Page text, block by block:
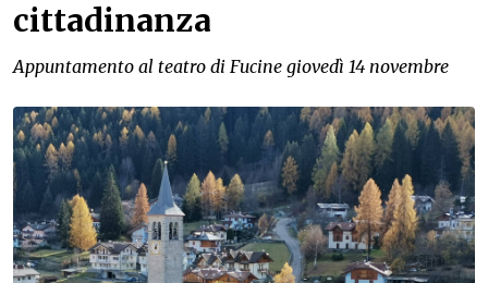
cittadinanza
Appuntamento al teatro di Fucine giovedì 14 novembre